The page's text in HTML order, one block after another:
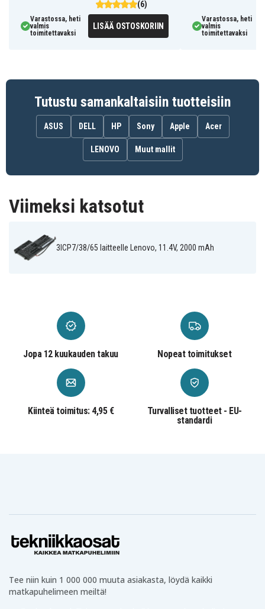
Akku on yhteensopiva seuraavien mallien kanssa:
Lenovo
ThinkPad S440
Lenovo
ThinkPad S540
Lenovo
ThinkPad T440S
ThinkPad X240 ThinkPad X240
ThinkPad X240S
Lenovo
ThinkPad X250
Lenovo
ThinkPad X250S
Lenovo
ThinkPad X260
Lenovo
Thinkpad K2450
Lenovo
Thinkpad T440
(6)
Varastossa, heti
valmis
toimitettavaksi
LISÄÄ OSTOSKORIIN
Varastossa, heti
valmis
toimitettavaksi
Tutustu samankaltaisiin tuotteisiin
ASUS DELL HP Sony Apple Acer
LENOVO Muut mallit
Viimeksi katsotut
3ICP7/38/65 laitteelle Lenovo, 11.4V, 2000 mAh
Jopa 12 kuukauden takuu Nopeat toimitukset
Kiinteä toimitus: 4,95 €
Turvalliset tuotteet - EU-
standardi
Tee niin kuin 1 000 000 muuta asiakasta, löydä kaikki
matkapuhelimeen meiltä!